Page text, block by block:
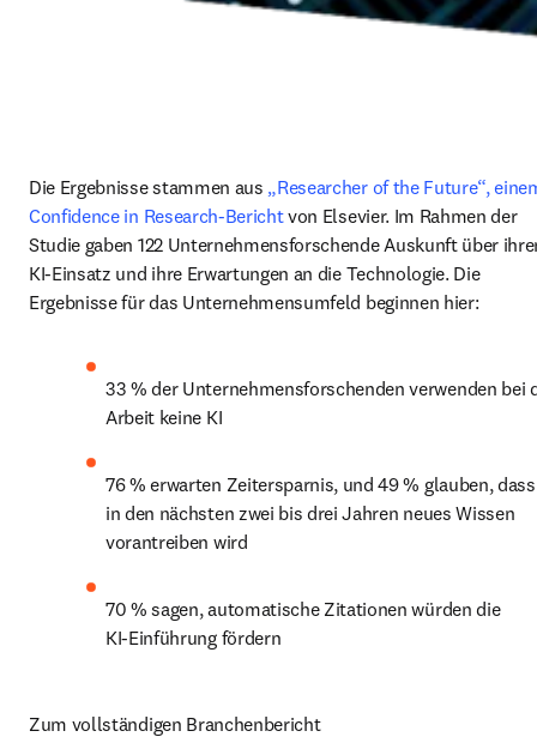
Die Ergebnisse stammen aus „Researcher of the Future“,
Confidence in Research‑Bericht von Elsevier. Im Rahmen der
Studie gaben 122 Unternehmensforschende Auskunft über
KI‑Einsatz und ihre Erwartungen an die Technologie. Die
Ergebnisse für das Unternehmensumfeld beginnen hier:
33 % der Unternehmensforschenden verwenden bei
Arbeit keine KI
76 % erwarten Zeitersparnis, und 49 % glauben,
in den nächsten zwei bis drei Jahren neues Wissen
vorantreiben wird
70 % sagen, automatische Zitationen würden die
KI‑Einführung fördern
Zum vollständigen Branchenbericht